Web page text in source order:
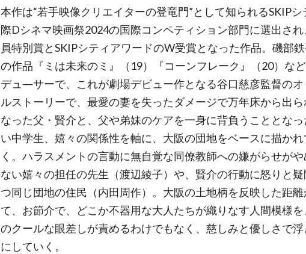
本作は“若手映像クリエイターの登竜門”として知られるSKIPシ
際Dシネマ映画祭2024の国際コンペティション部門に選出さ
員特別賞とSKIPシティアワードのW受賞となった作品。磯部
の作品『ミは未来のミ』（19）『コーンフレーク』（20）な
デュ―サーで、これが劇場デビュー作となる谷口慈彦監督の
ルストーリーで、最愛の妻を失ったダメージで万年床から出
なった父・賢介と、父や弟妹のケアを一身に背負うこととな
い中学生、嬉々の関係性を軸に、大阪の団地をベースに描か
く。ハラスメントの言動に無自覚な同僚教師への嫌がらせが
ない嬉々の担任の先生（渡辺綾子）や、賢介の行動に怒りと
つ同じ団地の住民（内田周作）。大阪の土地柄を反映した距
て、お節介で、どこか不器用な大人たちが織りなす人間模様
のクールな眼差しが責めるわけでもなく、慈しみと優しさで
にしていく。